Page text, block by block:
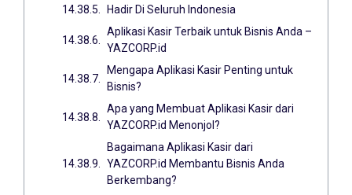
Hadir Di Seluruh Indonesia
Aplikasi Kasir Terbaik untuk Bisnis Anda –
YAZCORP.id
Mengapa Aplikasi Kasir Penting untuk
Bisnis?
Apa yang Membuat Aplikasi Kasir dari
YAZCORP.id Menonjol?
Bagaimana Aplikasi Kasir dari
YAZCORP.id Membantu Bisnis Anda
Berkembang?